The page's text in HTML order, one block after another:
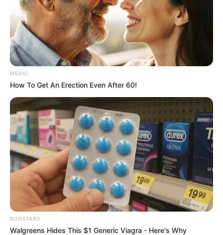
MEDVI
How To Get An Erection Even After 60!
BOOSTARO
Walgreens Hides This $1 Generic Viagra - Here's Why